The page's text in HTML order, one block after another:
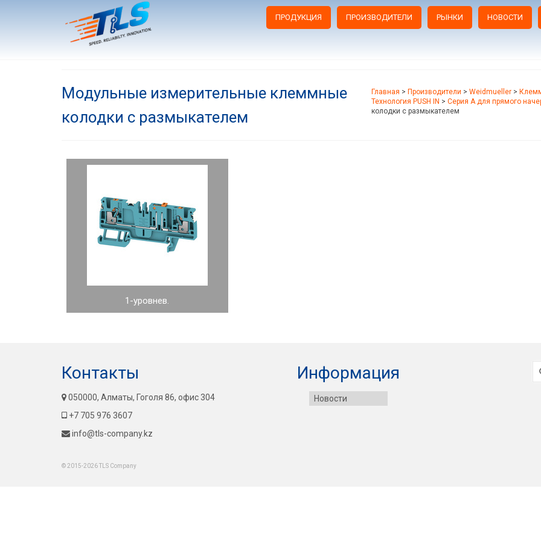
ПРОДУКЦИЯ ПРОИЗВОДИТЕЛИ РЫНКИ НОВОСТИ
Модульные измерительные клеммные
колодки с размыкателем
Главная > Производители > Weidmueller >
Технология PUSH IN > Серия A для прямого
колодки с размыкателем
1-уровнев.
Контакты
050000, Алматы, Гоголя 86, офис 304
+7 705 976 3607
info@tls-company.kz
Информация
Новости
© 2015-2026 TLS Company